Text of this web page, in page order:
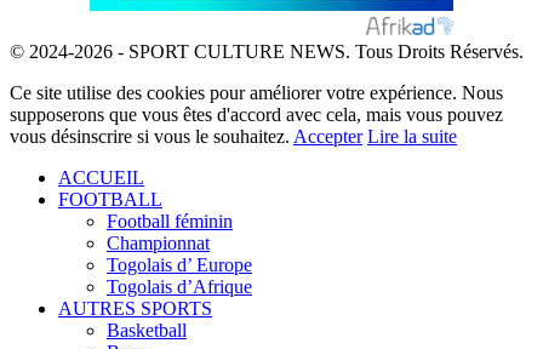
© 2024-2026 - SPORT CULTURE NEWS. Tous Droits Réservés.
Ce site utilise des cookies pour améliorer votre expérience. Nous
supposerons que vous êtes d'accord avec cela, mais vous pouvez
vous désinscrire si vous le souhaitez. Accepter Lire la suite
ACCUEIL
FOOTBALL
Football féminin
Championnat
Togolais d’ Europe
Togolais d’Afrique
AUTRES SPORTS
Basketball